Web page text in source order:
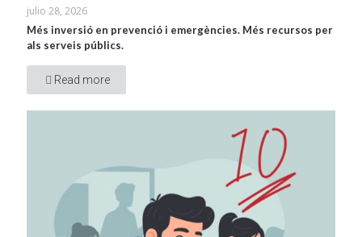
julio 28, 2026
Més inversió en prevenció i emergències. Més recursos per
als serveis públics.
Read more